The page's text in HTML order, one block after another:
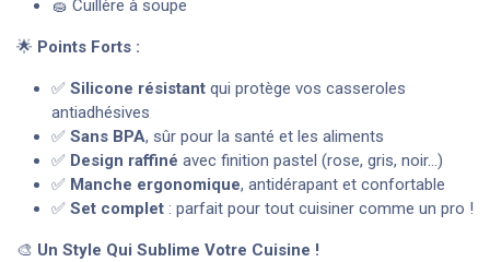
🧽 Cuillère à soupe
🌟 Points Forts :
✅ Silicone résistant qui protège vos casseroles
antiadhésives
✅ Sans BPA, sûr pour la santé et les aliments
✅ Design raffiné avec finition pastel (rose, gris, noir…)
✅ Manche ergonomique, antidérapant et confortable
✅ Set complet : parfait pour tout cuisiner comme un pro !
🎨 Un Style Qui Sublime Votre Cuisine !